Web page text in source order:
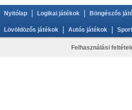
Nyitólap Logikai játékok Böngészős
Lövöldözős játékok Autós játékok
Felhasználási